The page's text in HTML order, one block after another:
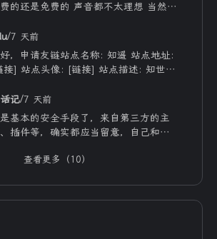
的还是免费的 声音都不太理想 当然
/7 天前
，申请友链站点名称: 知遥 站点地址:
: [链接] 站点描述: 知世故
记/7 天前
基本的安全手段了，来自第三方的主
插件等，确实都应当留意，自己和用ai
查看更多（10）